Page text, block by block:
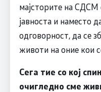
мајсторите на СДСМ
јавноста и наместо
одговорност, да се
животи на оние кои
Сега тие со кој
очигледно сме